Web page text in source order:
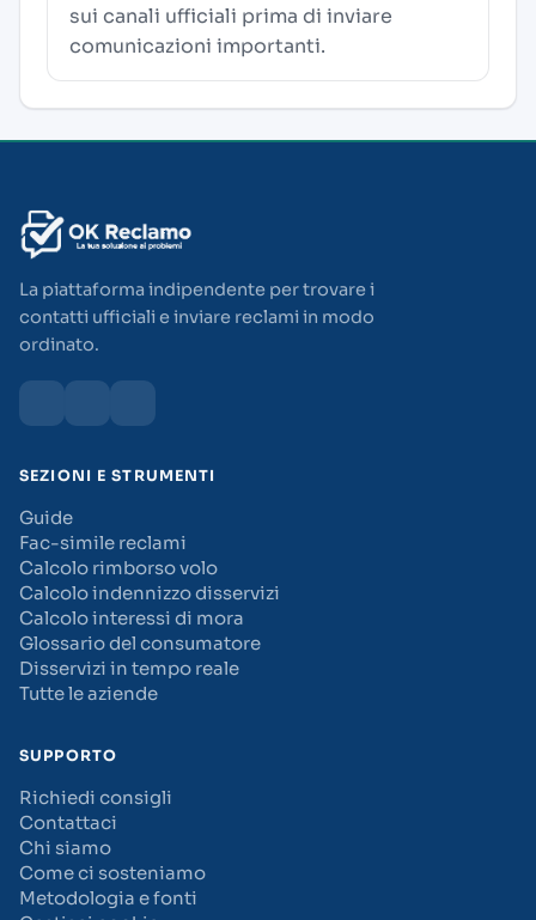
sui canali ufficiali prima di inviare
comunicazioni importanti.
La piattaforma indipendente per trovare i
contatti ufficiali e inviare reclami in modo
ordinato.
SEZIONI E STRUMENTI
Guide
Fac-simile reclami
Calcolo rimborso volo
Calcolo indennizzo disservizi
Calcolo interessi di mora
Glossario del consumatore
Disservizi in tempo reale
Tutte le aziende
SUPPORTO
Richiedi consigli
Contattaci
Chi siamo
Come ci sosteniamo
Metodologia e fonti